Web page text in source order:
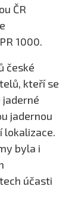
ČR
1000.
české
kteří se
jadernou
lokalizace.
byla i
účasti